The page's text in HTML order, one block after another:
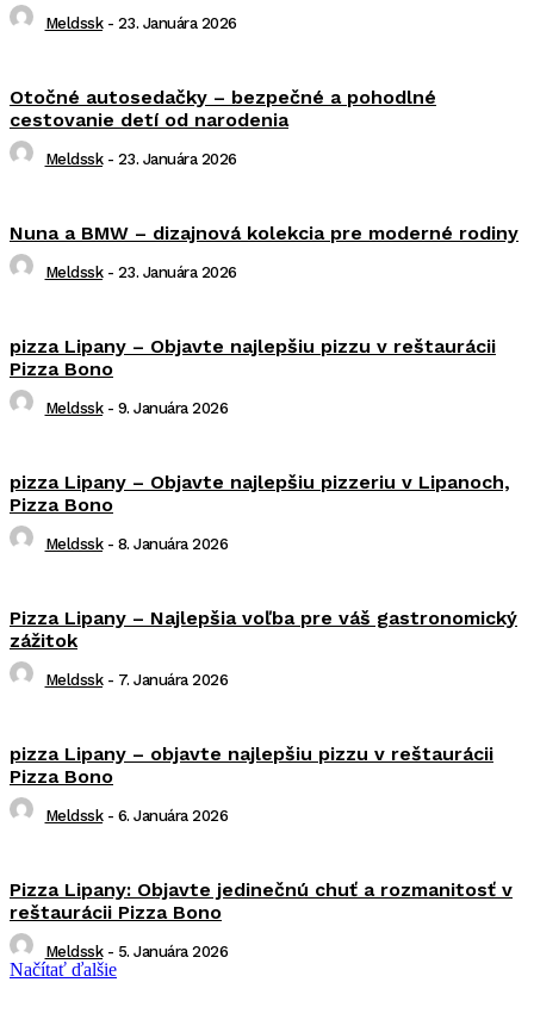
Meldssk - 23. Januára 2026
Otočné autosedačky – bezpečné a pohodlné
cestovanie detí od narodenia
Meldssk - 23. Januára 2026
Nuna a BMW – dizajnová kolekcia pre moderné rodiny
Meldssk - 23. Januára 2026
pizza Lipany – Objavte najlepšiu pizzu v reštaurácii
Pizza Bono
Meldssk - 9. Januára 2026
pizza Lipany – Objavte najlepšiu pizzeriu v Lipanoch,
Pizza Bono
Meldssk - 8. Januára 2026
Pizza Lipany – Najlepšia voľba pre váš gastronomický
zážitok
Meldssk - 7. Januára 2026
pizza Lipany – objavte najlepšiu pizzu v reštaurácii
Pizza Bono
Meldssk - 6. Januára 2026
Pizza Lipany: Objavte jedinečnú chuť a rozmanitosť v
reštaurácii Pizza Bono
Meldssk - 5. Januára 2026
Načítať ďalšie